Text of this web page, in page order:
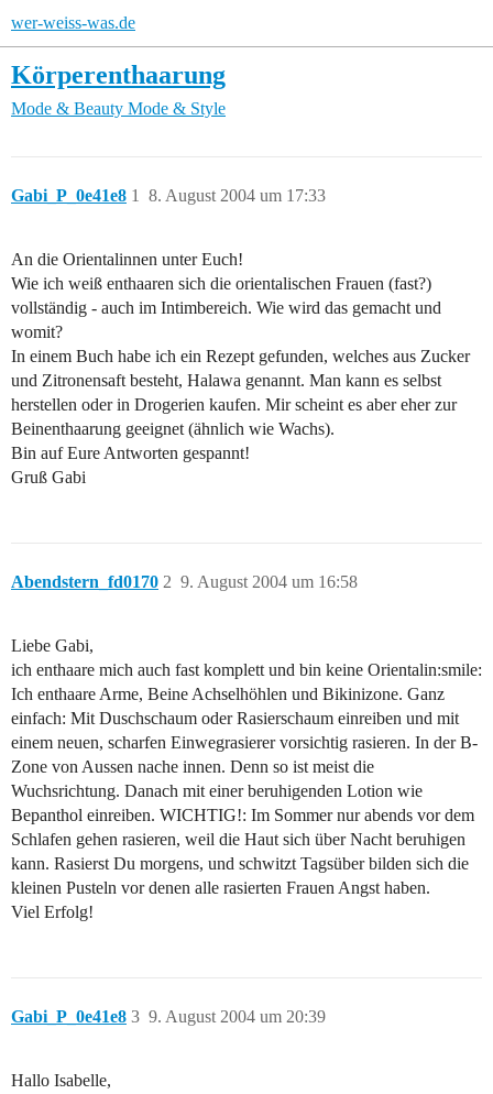
wer-weiss-was.de
Körperenthaarung
Mode & Beauty Mode & Style
Gabi_P_0e41e8 8. August 2004 um 17:33
1
An die Orientalinnen unter Euch!
Wie ich weiß enthaaren sich die orientalischen Frauen (fast?)
vollständig - auch im Intimbereich. Wie wird das gemacht und
womit?
In einem Buch habe ich ein Rezept gefunden, welches aus Zucker
und Zitronensaft besteht, Halawa genannt. Man kann es selbst
herstellen oder in Drogerien kaufen. Mir scheint es aber eher zur
Beinenthaarung geeignet (ähnlich wie Wachs).
Bin auf Eure Antworten gespannt!
Gruß Gabi
Abendstern_fd0170 9. August 2004 um 16:58
2
Liebe Gabi,
ich enthaare mich auch fast komplett und bin keine Orientalin:smile:
Ich enthaare Arme, Beine Achselhöhlen und Bikinizone. Ganz
einfach: Mit Duschschaum oder Rasierschaum einreiben und mit
einem neuen, scharfen Einwegrasierer vorsichtig rasieren. In der B-
Zone von Aussen nache innen. Denn so ist meist die
Wuchsrichtung. Danach mit einer beruhigenden Lotion wie
Bepanthol einreiben. WICHTIG!: Im Sommer nur abends vor dem
Schlafen gehen rasieren, weil die Haut sich über Nacht beruhigen
kann. Rasierst Du morgens, und schwitzt Tagsüber bilden sich die
kleinen Pusteln vor denen alle rasierten Frauen Angst haben.
Viel Erfolg!
Gabi_P_0e41e8 9. August 2004 um 20:39
3
Hallo Isabelle,